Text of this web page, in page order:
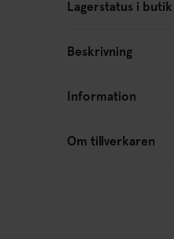
Lagerstatus i butik
Beskrivning
Information
Om tillverkaren